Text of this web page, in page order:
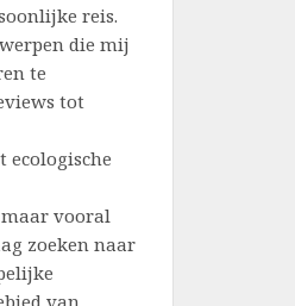
reis.
die mij
te
tot
ecologische
vooral
zoeken naar
van